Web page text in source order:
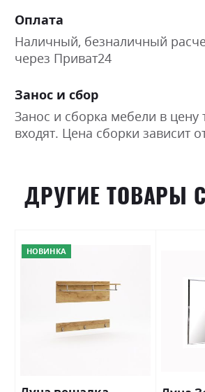
Оплата
Наличный, безналичный
через Приват24
Занос и сбор
Занос и сборка мебели в цену
входят. Цена сборки зависит
ДРУГИЕ ТОВАРЫ
НОВИНКА